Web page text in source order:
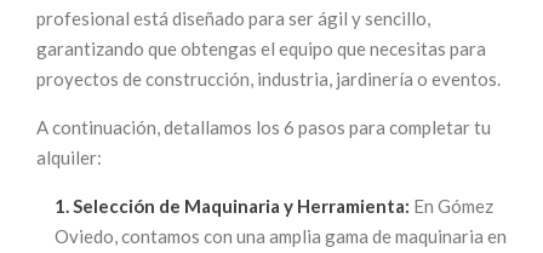
profesional está diseñado para ser ágil y sencillo,
garantizando que obtengas el equipo que necesitas para
proyectos de construcción, industria, jardinería o eventos.
A continuación, detallamos los 6 pasos para completar tu
alquiler:
1. Selección de Maquinaria y Herramienta: En Gómez
Oviedo, contamos con una amplia gama de maquinaria en